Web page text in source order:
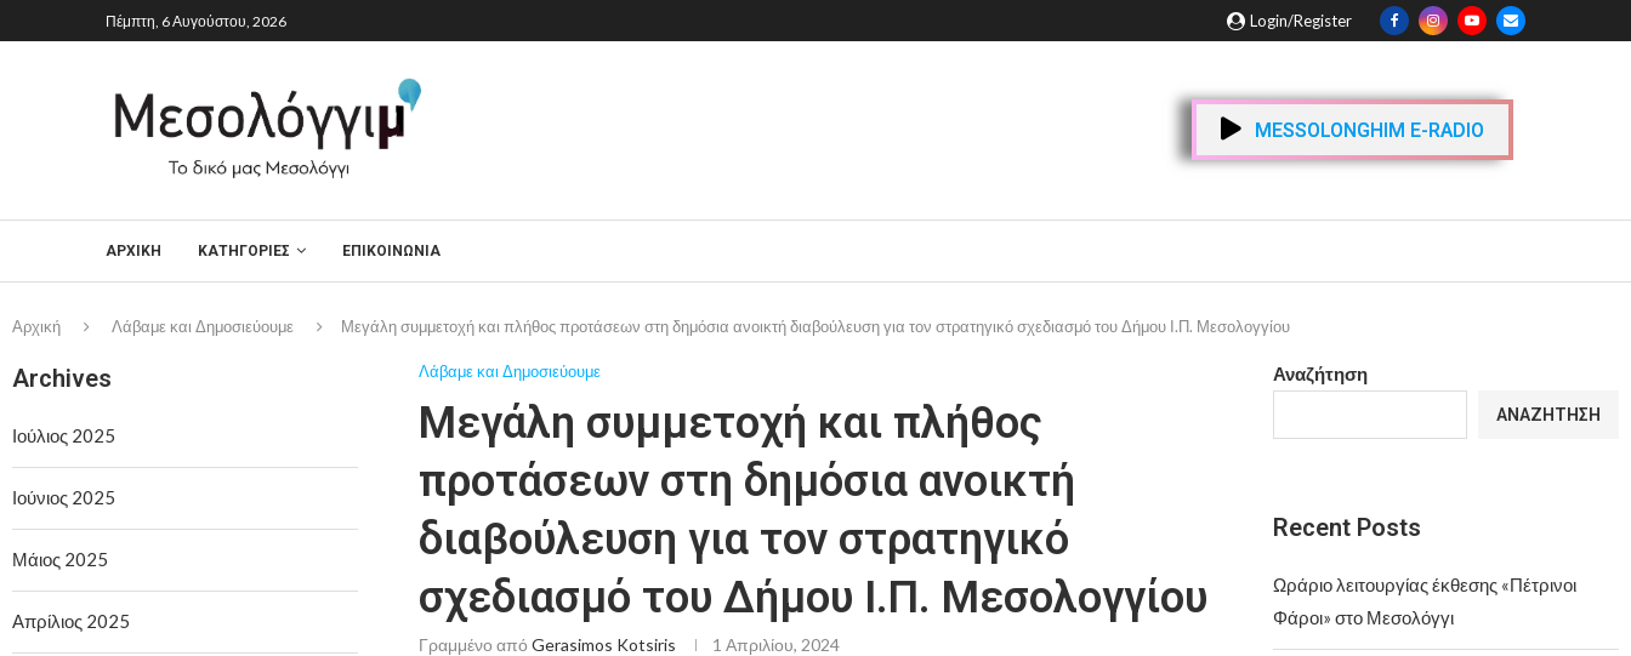
Πέμπτη, 6 Αυγούστου, 2026 Login/Register
MESSOLONGHIM E-RADIO
ΑΡΧΙΚΉ ΚΑΤΗΓΟΡΙΕΣ ΕΠΙΚΟΙΝΩΝΙΑ
Αρχική Λάβαμε και Δημοσιεύουμε Μεγάλη συμμετοχή και πλήθος προτάσεων στη δημόσια ανοικτή διαβούλευση για τον στρατηγικό σχεδιασμό του Δήμου Ι.Π. Μεσολογγίου
Λάβαμε και Δημοσιεύουμε
Μεγάλη συμμετοχή και πλήθος
προτάσεων στη δημόσια ανοικτή
διαβούλευση για τον στρατηγικό
σχεδιασμό του Δήμου Ι.Π. Μεσολογγίου
Γραμμένο από Gerasimos Kotsiris 1 Απριλίου, 2024
Αναζήτηση
ΑΝΑΖΉΤΗΣΗ
Recent Posts
Ωράριο λειτουργίας έκθεσης «Πέτρινοι
Φάροι» στο Μεσολόγγι
Archives
Ιούλιος 2025
Ιούνιος 2025
Μάιος 2025
Απρίλιος 2025